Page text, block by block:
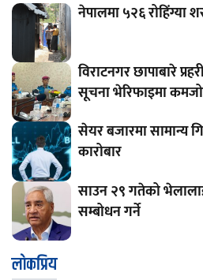
नेपालमा ५२६ रोहिंग्या
विराटनगर छापाबारे
सूचना भेरिफाइमा
सेयर बजारमा सामान्य
कारोबार
साउन २९ गतेको
सम्बोधन गर्ने
लाेकप्रिय